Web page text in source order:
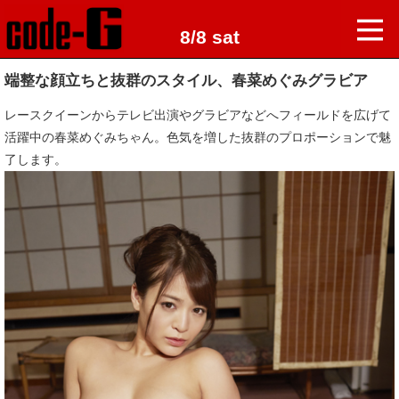
8/8 sat
端整な顔立ちと抜群のスタイル、春菜めぐみグラビア
レースクイーンからテレビ出演やグラビアなどへフィールドを広げて
活躍中の春菜めぐみちゃん。色気を増した抜群のプロポーションで魅
了します。